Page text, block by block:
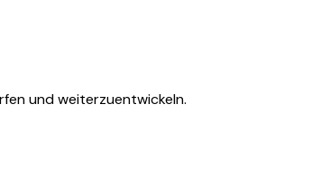
und weiterzuentwickeln.